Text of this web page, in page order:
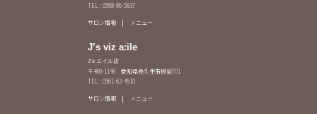
TEL : 0568-86-5837
サロン情報 メニュー
J’s viz a:ile
J's エイル店
〒480-1148 愛知県長久手市根嶽701
TEL : 0561-62-4510
サロン情報 メニュー